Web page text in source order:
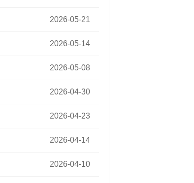
15:01:38
2026-05-21
15:36:51
2026-05-14
09:48:51
2026-05-08
08:59:46
2026-04-30
10:30:56
2026-04-23
11:18:13
2026-04-14
14:54:13
2026-04-10